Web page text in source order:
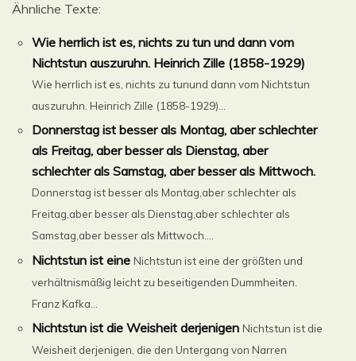
Ähnliche Texte:
Wie herrlich ist es, nichts zu tun und dann vom
Nichtstun auszuruhn. Heinrich Zille (1858-1929)
Wie herrlich ist es, nichts zu tunund dann vom Nichtstun
auszuruhn. Heinrich Zille (1858-1929)...
Donnerstag ist besser als Montag, aber schlechter
als Freitag, aber besser als Dienstag, aber
schlechter als Samstag, aber besser als Mittwoch.
Donnerstag ist besser als Montag,aber schlechter als
Freitag,aber besser als Dienstag,aber schlechter als
Samstag,aber besser als Mittwoch....
Nichtstun ist eine Nichtstun ist eine der größten und
verhältnismäßig leicht zu beseitigenden Dummheiten.
Franz Kafka...
Nichtstun ist die Weisheit derjenigen Nichtstun ist die
Weisheit derjenigen, die den Untergang von Narren